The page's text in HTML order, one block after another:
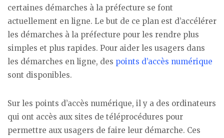
certaines démarches à la préfecture se font
actuellement en ligne. Le but de ce plan est d’accélérer
les démarches à la préfecture pour les rendre plus
simples et plus rapides. Pour aider les usagers dans
les démarches en ligne, des points d’accès numérique
sont disponibles.
Sur les points d’accès numérique, il y a des ordinateurs
qui ont accès aux sites de téléprocédures pour
permettre aux usagers de faire leur démarche. Ces